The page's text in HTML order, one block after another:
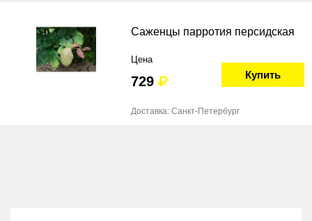
Саженцы парротия персидская
Цена
729 Купить
Доставка: Санкт-Петербург